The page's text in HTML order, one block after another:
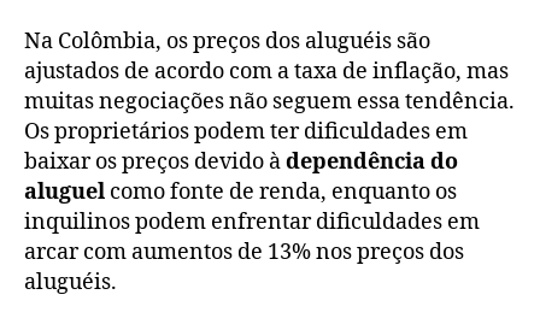
Na Colômbia, os preços dos aluguéis são
ajustados de acordo com a taxa de inflação, mas
muitas negociações não seguem essa tendência.
Os proprietários podem ter dificuldades em
baixar os preços devido àdependência do
aluguel como fonte de renda, enquanto os
inquilinos podem enfrentar dificuldades em
arcar com aumentos de 13% nos preços dos
aluguéis.